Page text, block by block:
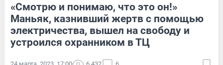
«Смотрю и понимаю, что это он!»
Маньяк, казнивший жертв с помощью
электричества, вышел на свободу и
устроился охранником в ТЦ